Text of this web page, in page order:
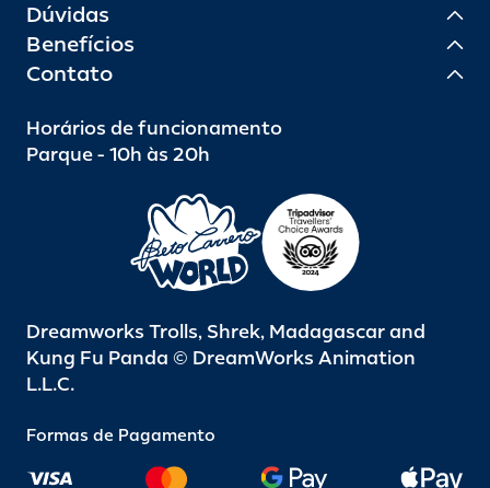
Dúvidas
Benefícios
Contato
Horários de funcionamento
Parque - 10h às 20h
Dreamworks Trolls, Shrek, Madagascar and
Kung Fu Panda © DreamWorks Animation
L.L.C.
Formas de Pagamento